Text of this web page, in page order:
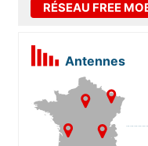
RÉSEAU FREE
Antennes